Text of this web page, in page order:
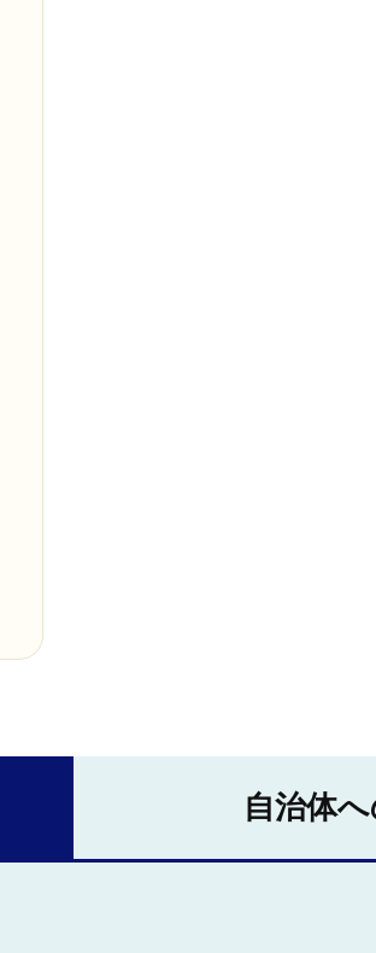
自治体